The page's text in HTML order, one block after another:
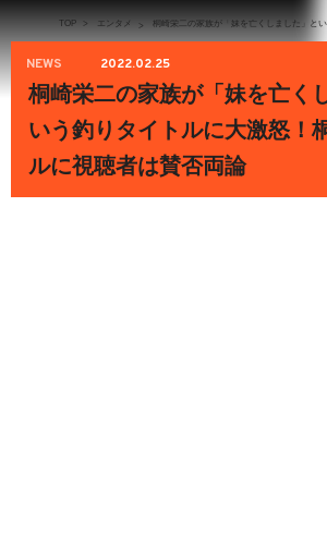
TOP > エンタメ >
NEWS 2022.02.25
桐崎栄二の家族が「妹を亡く
いう釣りタイトルに大激怒！
ルに視聴者は賛否両論